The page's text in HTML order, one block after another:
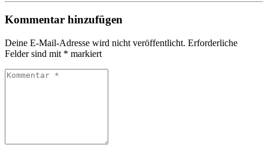
Kommentar hinzufügen
Deine E-Mail-Adresse wird nicht veröffentlicht. Erforderliche
Felder sind mit * markiert
Kommentar